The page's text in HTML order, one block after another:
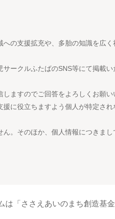
の支援拡充や、多胎の知識を広
ークルふたばのSNS等にて掲載い
ますのでご回答をよろしくお願い
に役立ちますよう個人が特定さ
。そのほか、個人情報につきま
は「ささえあいのまち創造基